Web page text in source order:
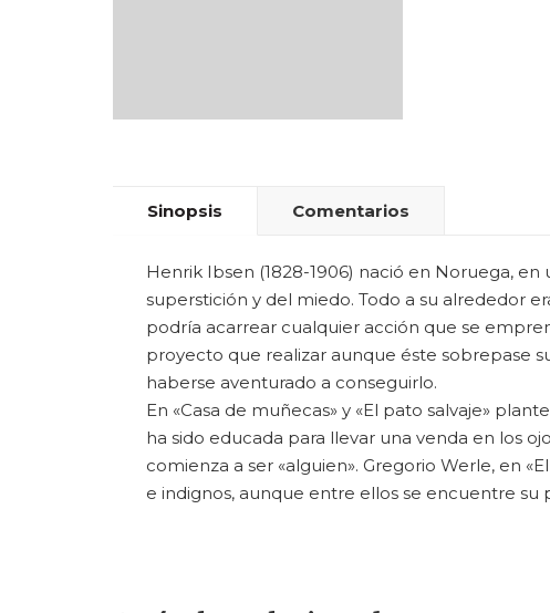
Sinopsis Comentarios
Henrik Ibsen (1828-1906) nació en Noruega,
superstición y del miedo. Todo a su alrededor
podría acarrear cualquier acción que se
proyecto que realizar aunque éste sobrepase
haberse aventurado a conseguirlo.
En «Casa de muñecas» y «El pato salvaje»
ha sido educada para llevar una venda en los
comienza a ser «alguien». Gregorio Werle, en
e indignos, aunque entre ellos se encuentre su